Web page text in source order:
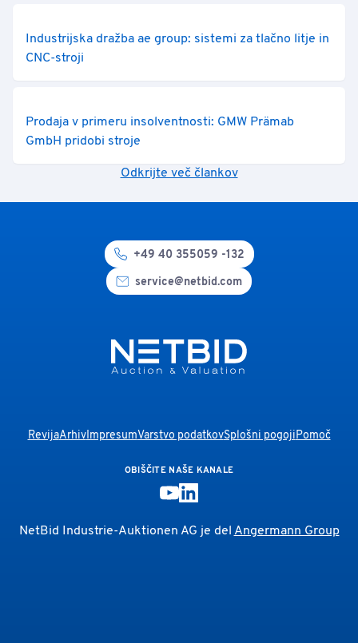
Industrijska dražba ae group: sistemi za tlačno litje in
CNC-stroji
Prodaja v primeru insolventnosti: GMW Prämab
GmbH pridobi stroje
Odkrijte več člankov
+49 40 355059 -132
service@netbid.com
RevijaArhivImpresumVarstvo podatkovSplošni pogojiPomoč
OBIŠČITE NAŠE KANALE
NetBid Industrie-Auktionen AG je delAngermann Group